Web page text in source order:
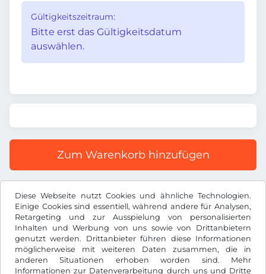
Diese Webseite nutzt Cookies und ähnliche Technologien.
Einige Cookies sind essentiell, während andere für Analysen,
Retargeting und zur Ausspielung von personalisierten
Inhalten und Werbung von uns sowie von Drittanbietern
genutzt werden. Drittanbieter führen diese Informationen
möglicherweise mit weiteren Daten zusammen, die in
anderen Situationen erhoben worden sind. Mehr
Informationen zur Datenverarbeitung durch uns und Dritte
Gültigkeitszeitraum:
Bitte erst das Gültigkeitsdatum
auswählen.
Zum Warenkorb hinzufügen
Alle Preise inkl. gesetzlicher MwSt.
€EUR